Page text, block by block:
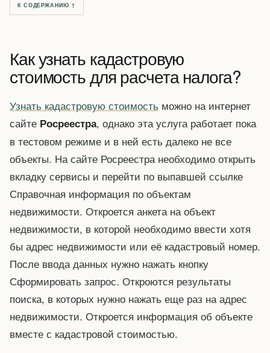
К СОДЕРЖАНИЮ ↑
Как узнать кадастровую
стоимость для расчета налога?
Узнать кадастровую стоимость можно на интернет
сайте Росреестра, однако эта услуга работает пока
в тестовом режиме и в ней есть далеко не все
объекты. На сайте Росреестра необходимо открыть
вкладку сервисы и перейти по выпавшей ссылке
Справочная информация по объектам
недвижимости. Откроется анкета на объект
недвижимости, в которой необходимо ввести хотя
бы адрес недвижимости или её кадастровый номер.
После ввода данных нужно нажать кнопку
Сформировать запрос. Откроются результаты
поиска, в которых нужно нажать еще раз на адрес
недвижимости. Откроется информация об объекте
вместе с кадастровой стоимостью.